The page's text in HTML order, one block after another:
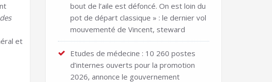
et
bout de l’aile est défoncé. On est loin du
pot de départ classique » : le dernier vol
mouvementé de Vincent, steward
Etudes de médecine : 10 260 postes
d’internes ouverts pour la promotion
2026, annonce le gouvernement